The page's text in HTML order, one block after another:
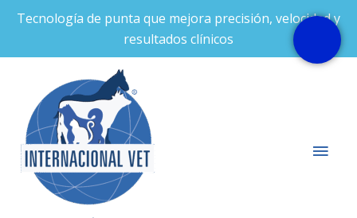
Tecnología de punta que mejora precisión, velocidad y
resultados clínicos